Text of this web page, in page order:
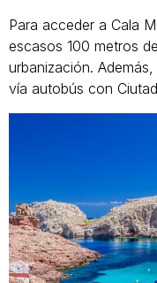
Para acceder a Cala
escasos 100 metros
urbanización.
vía autobús con